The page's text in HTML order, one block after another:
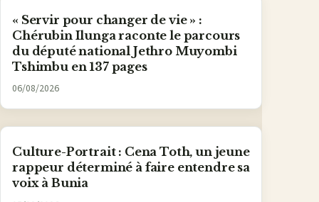
« Servir pour changer de vie » :
Chérubin Ilunga raconte le parcours
du député national Jethro Muyombi
Tshimbu en 137 pages
06/08/2026
Culture-Portrait : Cena Toth, un jeune
rappeur déterminé à faire entendre sa
voix à Bunia